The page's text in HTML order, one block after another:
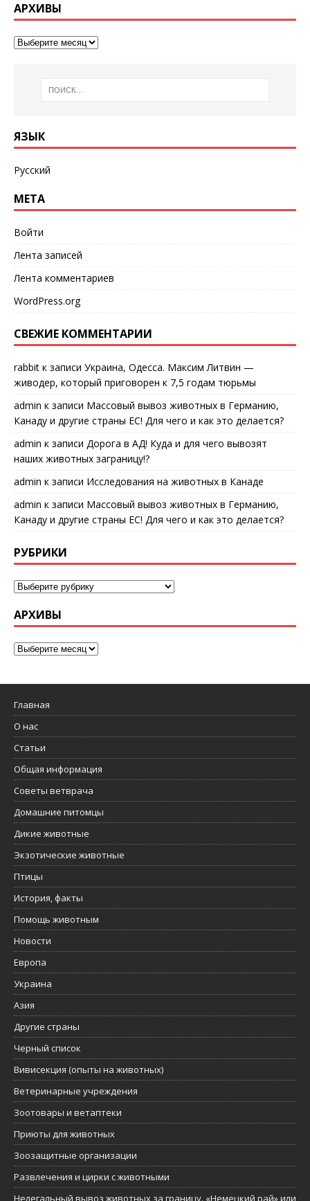
АРХИВЫ
ЯЗЫК
Русский
МЕТА
Войти
Лента записей
Лента комментариев
WordPress.org
СВЕЖИЕ КОММЕНТАРИИ
rabbit к записи Украина, Одесса. Максим Литвин —
живодер, который приговорен к 7,5 годам тюрьмы
admin к записи Массовый вывоз животных в Германию,
Канаду и другие страны ЕС! Для чего и как это делается?
admin к записи Дорога в АД! Куда и для чего вывозят
наших животных заграницу!?
admin к записи Исследования на животных в Канаде
admin к записи Массовый вывоз животных в Германию,
Канаду и другие страны ЕС! Для чего и как это делается?
РУБРИКИ
АРХИВЫ
Главная
О нас
Статьи
Общая информация
Советы ветврача
Домашние питомцы
Дикие животные
Экзотические животные
Птицы
История, факты
Помощь животным
Новости
Европа
Украина
Азия
Другие страны
Черный список
Вивисекция (опыты на животных)
Ветеринарные учреждения
Зоотовары и ветаптеки
Приюты для животных
Зоозащитные организации
Развлечения и цирки с животными
Нелегальный вывоз животных за границу. «Немецкий рай» или